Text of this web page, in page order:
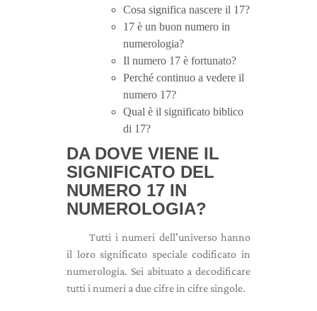
Cosa significa nascere il 17?
17 è un buon numero in
numerologia?
Il numero 17 è fortunato?
Perché continuo a vedere il
numero 17?
Qual è il significato biblico
di 17?
DA DOVE VIENE IL
SIGNIFICATO DEL
NUMERO 17 IN
NUMEROLOGIA?
Tutti i numeri dell'universo hanno
il loro significato speciale codificato in
numerologia. Sei abituato a decodificare
tutti i numeri a due cifre in cifre singole.